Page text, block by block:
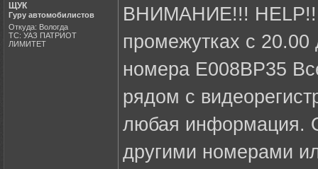
ЩУК
Гуру автомобилистов
Откуда: Вологда
ТС: УАЗ ПАТРИОТ
ЛИМИТЕТ
ВНИМАНИЕ!!!
промежутках с
номера Е008ВР35
рядом с
любая информация.
другими номерами